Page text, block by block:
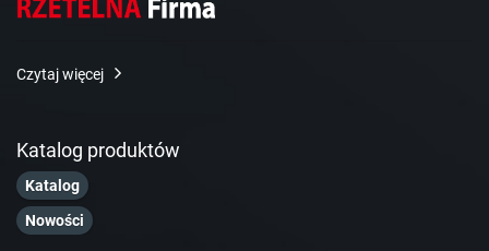
Czytaj więcej
Katalog produktów
Katalog
Nowości